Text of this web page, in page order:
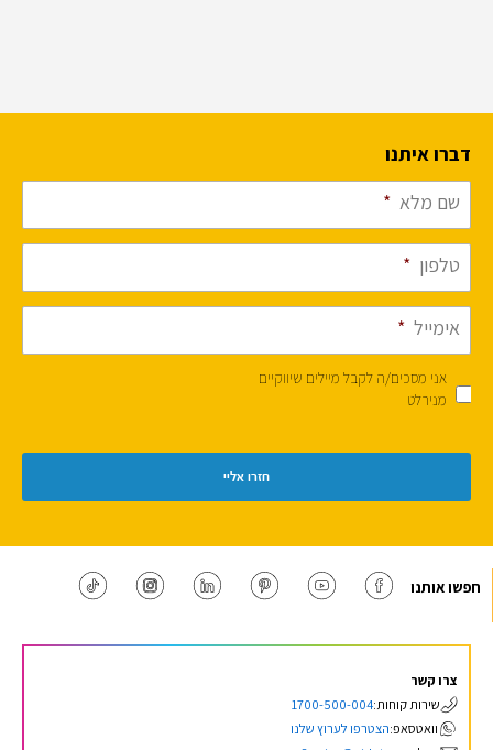
דברו איתנו
שם מלא *
טלפון *
אימייל *
אני מסכים/ה לקבל מיילים שיווקיים
מנירלט
חפשו אותנו
צרו קשר
שירות קוחות:1700-500-004
וואטסאפ:הצטרפו לערוץ שלנו